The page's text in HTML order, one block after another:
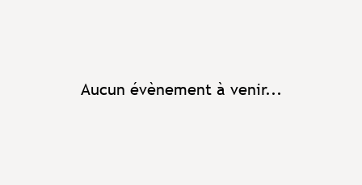
Aucun évènement à venir...